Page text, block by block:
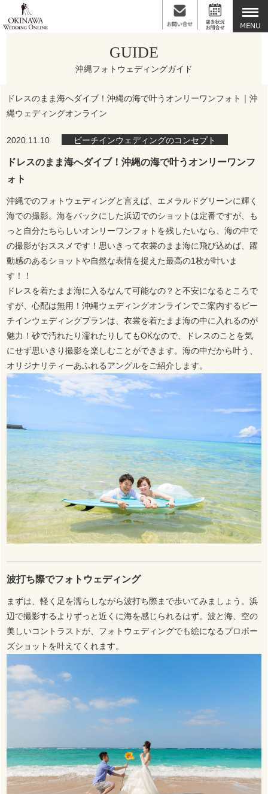
GUIDE
沖縄フォトウェディングガイド
ドレスのまま海へダイブ！沖縄の海で叶うオンリーワンフォト｜沖
縄ウェディングオンライン
2020.11.10 ビーチインウェディングのコンセプト
ドレスのまま海へダイブ！沖縄の海で叶うオンリーワンフ
ォト
沖縄でのフォトウェディングと言えば、エメラルドグリーンに輝く
海での撮影。海をバックにした浜辺でのショットは定番ですが、も
っと自分たちらしいオンリーワンフォトを残したいなら、海の中で
の撮影がおススメです！思いきって衣裳のまま海に飛び込めば、躍
動感のあるショットや自然な表情を捉えた最高の1枚が叶いま
す！！
ドレスを着たまま海に入るなんて可能なの？と不安になるところで
すが、心配は無用！沖縄ウェディングオンラインでご案内するビー
チインウェディングプランは、衣裳を着たまま海の中に入れるのが
魅力！砂で汚れたり濡れたりしてもOKなので、ドレスのことを気
にせず思いきり撮影を楽しむことができます。海の中だから叶う、
オリジナリティーあふれるアングルをご紹介します。
波打ち際でフォトウェディング
まずは、軽く足を濡らしながら波打ち際まで歩いてみましょう。浜
辺で撮影するよりずっと近くに海を感じられるはず。波と海、空の
美しいコントラストが、フォトウェディングでも絵になるプロポー
ズショットを叶えてくれます。